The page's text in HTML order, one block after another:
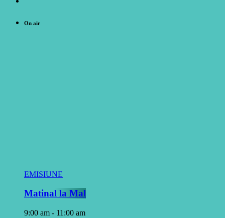
On air
EMISIUNE
Matinal la Mal
9:00 am - 11:00 am